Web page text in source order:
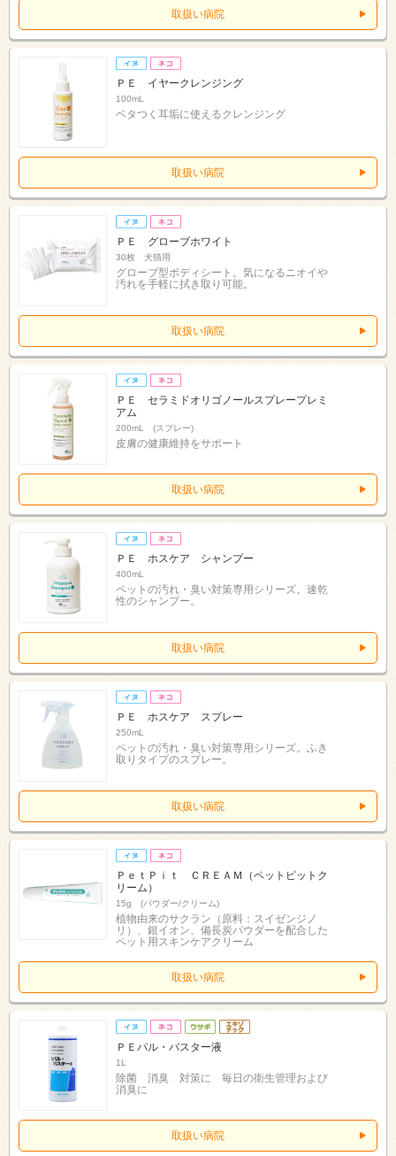
取扱い病院
ＰＥ イヤークレンジング
100mL
ベタつく耳垢に使えるクレンジング
取扱い病院
ＰＥ グローブホワイト
30枚 犬猫用
グローブ型ボディシート。気になるニオイや
汚れを手軽に拭き取り可能。
取扱い病院
ＰＥ セラミドオリゴノールスプレープレミ
アム
200mL (スプレー)
皮膚の健康維持をサポート
取扱い病院
ＰＥ ホスケア シャンプー
400mL
ペットの汚れ・臭い対策専用シリーズ。速乾
性のシャンプー。
取扱い病院
ＰＥ ホスケア スプレー
250mL
ペットの汚れ・臭い対策専用シリーズ。ふき
取りタイプのスプレー。
取扱い病院
ＰｅｔＰｉｔ ＣＲＥＡＭ（ペットピットク
リーム）
15g (パウダー/クリーム)
植物由来のサクラン（原料：スイゼンジノ
リ）、銀イオン、備長炭パウダーを配合した
ペット用スキンケアクリーム
取扱い病院
ＰＥパル・バスター液
1L
除菌 消臭 対策に 毎日の衛生管理および
消臭に
取扱い病院